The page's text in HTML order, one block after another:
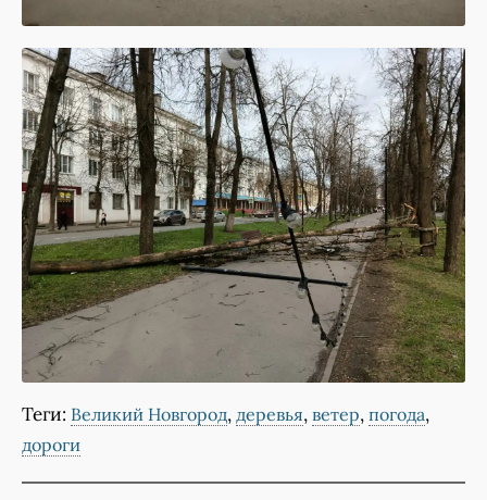
Теги: Великий Новгород, деревья, ветер, погода,
дороги